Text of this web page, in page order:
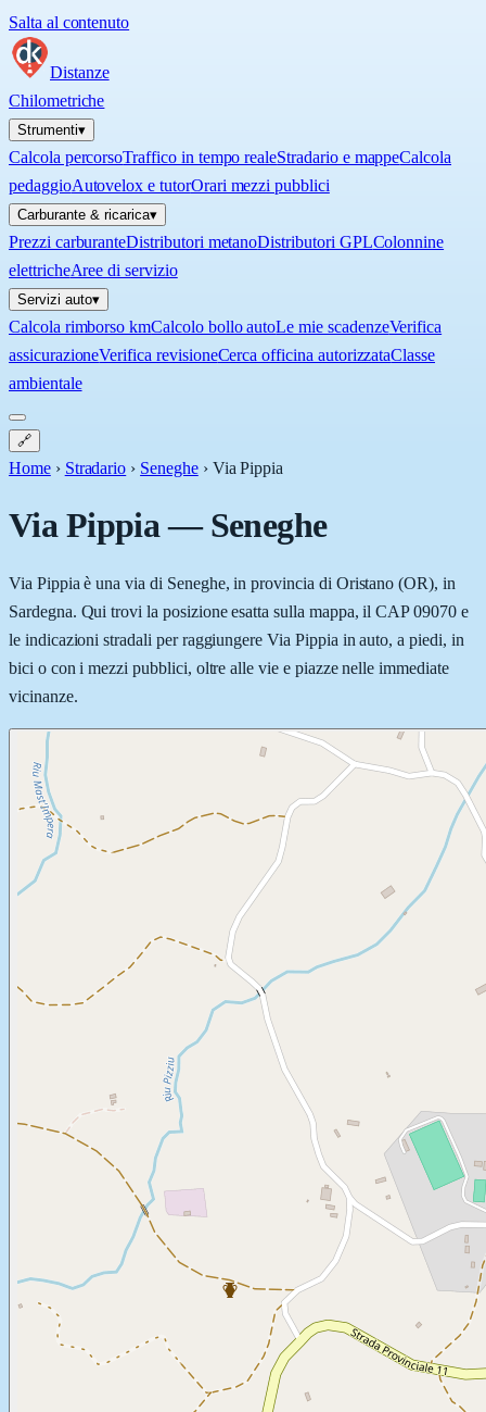
Salta al contenuto
Distanze
Chilometriche
Strumenti▾
Calcola percorsoTraffico in tempo realeStradario e mappeCalcola
pedaggioAutovelox e tutorOrari mezzi pubblici
Carburante & ricarica▾
Prezzi carburanteDistributori metanoDistributori GPLColonnine
elettricheAree di servizio
Servizi auto▾
Calcola rimborso kmCalcolo bollo autoLe mie scadenzeVerifica
assicurazioneVerifica revisioneCerca officina autorizzataClasse
ambientale
🔗
Home › Stradario › Seneghe › Via Pippia
Via Pippia—Seneghe
Via Pippia è una via di Seneghe, in provincia di Oristano (OR), in
Sardegna. Qui trovi la posizione esatta sulla mappa, il CAP 09070 e
le indicazioni stradali per raggiungere Via Pippia in auto, a piedi, in
bici o con i mezzi pubblici, oltre alle vie e piazze nelle immediate
vicinanze.